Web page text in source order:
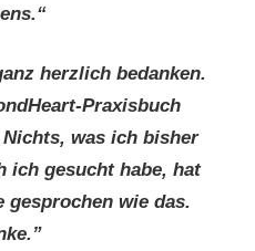
herzlich bedanken.
Praxisbuch
was ich bisher
ich gesucht habe, hat
gesprochen wie das.